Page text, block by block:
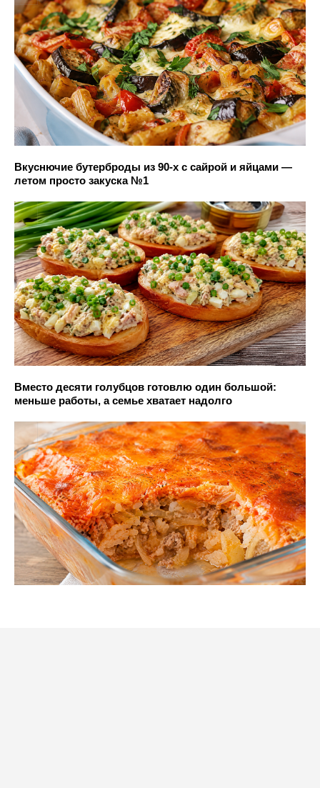
Вкуснючие бутерброды из 90-х с сайрой и яйцами —
летом просто закуска №1
Вместо десяти голубцов готовлю один большой:
меньше работы, а семье хватает надолго